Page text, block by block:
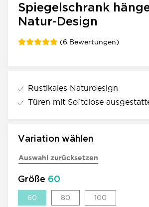
Spiegelschrank
Natur-Design
(6 Bewertungen)
Rustikales Naturdesign
Türen mit Softclose
Variation wählen
Auswahl zurücksetzen
Größe 60
60 80 100